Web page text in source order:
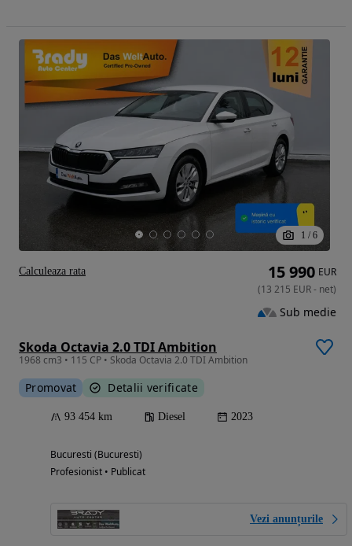
1 / 6
Skoda Octavia 2.0 TDI Ambition
1968 cm3 • 115 CP • Skoda Octavia 2.0 TDI Ambition
Promovat Detalii verificate
93 454 km Diesel 2023
Bucuresti (Bucuresti)
Profesionist • Publicat
Vezi anunțurile
15 990 EUR
(13 215 EUR- net)
Sub medie
Calculeaza rata